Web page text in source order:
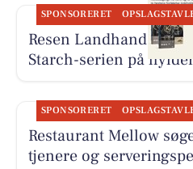
SPONSORERET
Resen Landhandel har
Starch-serien på
SPONSORERET
Restaurant Mellow
tjenere og